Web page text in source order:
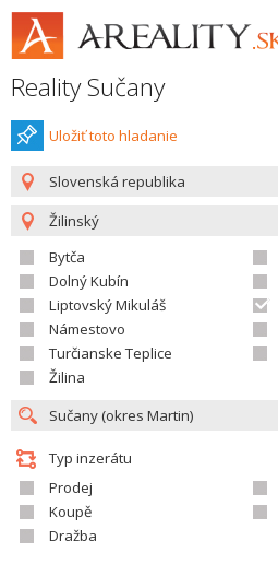
Reality Sučany
Uložiť toto hladanie
Slovenská republika
Žilinský
Bytča
Dolný Kubín
Liptovský Mikuláš
Námestovo
Turčianske Teplice
Žilina
Typ inzerátu
Prodej
Koupě
Dražba